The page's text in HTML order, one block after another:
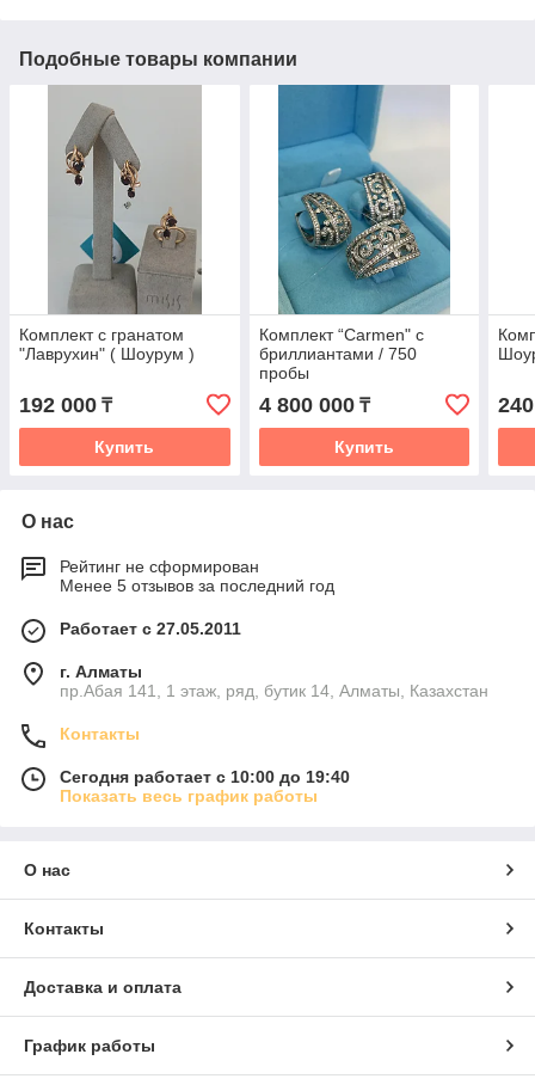
Подобные товары компании
Комплект с гранатом
"Лаврухин" ( Шоурум )
192 000 ₸
Купить
Комплект “Carmen" с
бриллиантами / 750
пробы
4 800 000₸
Купить
О нас
Рейтинг не сформирован
Менее 5 отзывов за последний год
Работает с 27.05.2011
г. Алматы
пр.Абая 141, 1 этаж, ряд, бутик 14, Алматы, Казахстан
Контакты
Сегодня работает с 10:00 до 19:40
Показать весь график работы
О нас
Контакты
Доставка и оплата
График работы